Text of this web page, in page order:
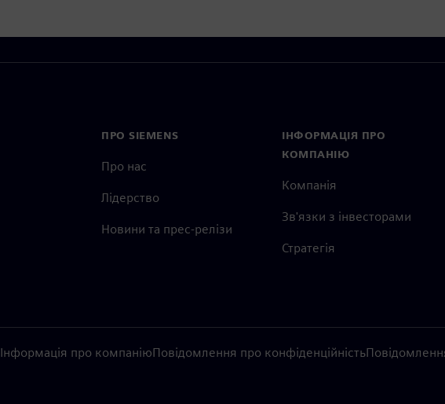
ПРО SIEMENS
Про нас
Лідерство
Новини та прес-релізи
ІНФОРМАЦІЯ ПРО
КОМПАНІЮ
Компанія
Зв'язки з інвесторами
Стратегія
Інформація про компаніюПовідомлення про конфіденційність